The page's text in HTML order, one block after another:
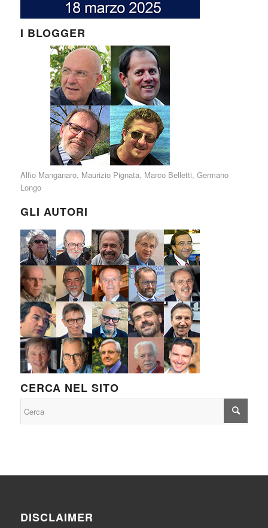
I BLOGGER
Alfio Manganaro, Maurizio Pignata, Marco Belletti, Germano
Longo
GLI AUTORI
CERCA NEL SITO
DISCLAIMER